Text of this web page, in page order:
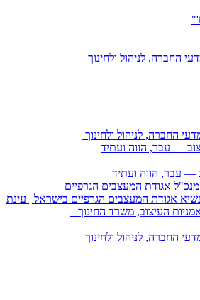
החברה, לניהול ולחינוך
החברה, לניהול ולחינוך
מנכ"ל אגודת המעצבים הגרפיים
אגודת המעצבים הגרפיים בישראל | עינת
העיצוב, משרד החינוך
החברה, לניהול ולחינוך